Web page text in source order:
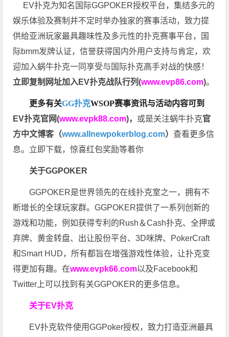
EV扑克为知名国际GGPOKER授权平台，集结多元的
娱乐体验及赛制并不定时举办独家的赛事活动，致力提
供给亚洲玩家最具趣味性及多元性的扑克赛事平台，国
际bmm发牌认证，信誉获得国内外用户支持与肯定，欢
迎加入蜗牛扑克一同享受与国际扑克高手对战的快感！
立即复制网址加入EV扑克战队行列(www.evp86.com)。
更多有关GG扑克WSOP赛事资讯与活动内容可到
EV扑克官网(www.evpk88.com)， 或是关注蜗牛扑克官
方中文博客（www.allnewpokerblog.com）查看更多信
息。立即下载，惊喜红包奖励等着你
关于GGPOKER
GGPOKER是世界领先的在线扑克室之一，拥有不
断增长的全球玩家群。GGPOKER提供了一系列创新的
游戏和功能，例如获得专利的Rush＆Cash扑克、全押或
弃牌、黄金转盘、出让股份平台、3D咪牌、PokerCraft
和Smart HUD，所有都旨在增强游戏性体验，让扑克变
得更加有趣。在www.evpk66.com以及Facebook和
Twitter上可以找到有关GGPOKER的更多信息。
关于EV扑克
EV扑克软件使用GGPoker授权，致力打造亚洲最具